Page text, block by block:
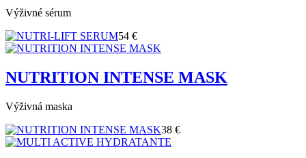
Výživné sérum
54 €
NUTRITION INTENSE MASK
Výživná maska
38 €